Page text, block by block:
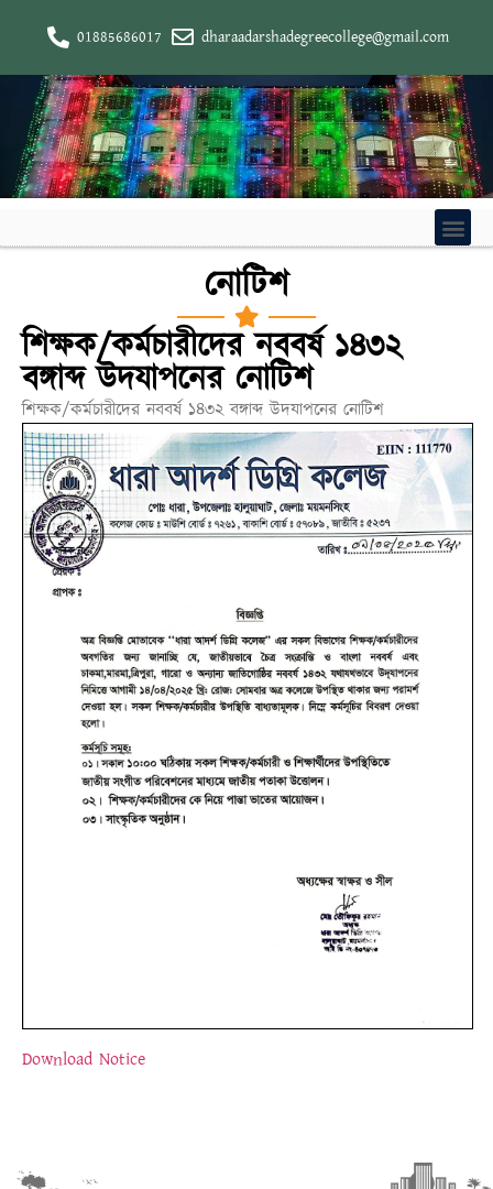
01885686017 dharaadarshadegreecollege@gmail.com
নোটিশ
শিক্ষক/কর্মচারীদের নববর্ষ ১৪৩২
বঙ্গাব্দ উদযাপনের নোটিশ
শিক্ষক/কর্মচারীদের নববর্ষ ১৪৩২ বঙ্গাব্দ উদযাপনের নোটিশ
Download Notice